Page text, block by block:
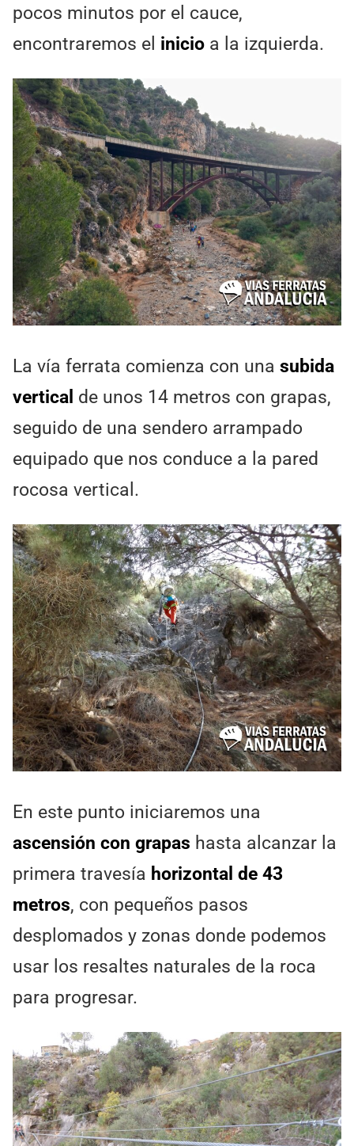
pocos minutos por el cauce,
encontraremos el inicio a la izquierda.
La vía ferrata comienza con una subida
vertical de unos 14 metros con grapas,
seguido de una sendero arrampado
equipado que nos conduce a la pared
rocosa vertical.
En este punto iniciaremos una
ascensión con grapas hasta alcanzar la
primera travesía horizontal de 43
metros, con pequeños pasos
desplomados y zonas donde podemos
usar los resaltes naturales de la roca
para progresar.